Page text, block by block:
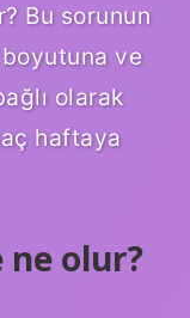
Bu sorunun
ve
olarak
haftaya
ne olur?